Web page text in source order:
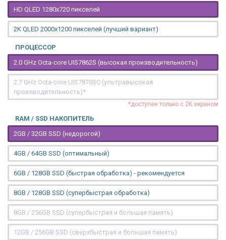
HD QLED 1280x720 пикселей
2K QLED 2000х1200 пикселей (лучший вариант)
ПРОЦЕССОР
2.0 GHz Octa-core UIS7862S (высокая производительность)
2.7 GHz Octa-core UIS7870SC (ультравысокая
производительность)*
*доступен только с 2K экраном
RAM / SSD НАКОПИТЕЛЬ
2GB / 32GB SSD (недорогой)
4GB / 64GB SSD (оптимальный)
6GB / 128GB SSD (быстрая обработка) - рекомендуется
8GB / 128GB SSD (супербыстрая обработка)
8GB / 256GB SSD (супербыстрая и большая память)
12GB / 256GB SSD (сверхбыстрая и большая память)